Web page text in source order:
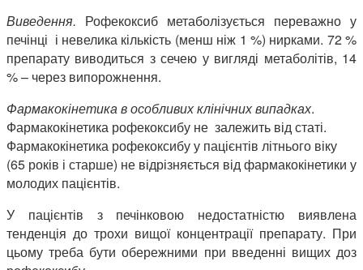
Виведення. Рофекоксиб метаболізується переважно у
печінці і невелика кількість (менш ніж 1 %) нирками. 72 %
препарату виводиться з сечею у вигляді метаболітів, 14
% – через випорожнення.
Фармакокінетика в особливих клінічних випадках.
Фармакокінетика рофекоксибу не залежить від статі.
Фармакокінетика рофекоксибу у пацієнтів літнього віку
(65 років і старше) не відрізняється від фармакокінетики у
молодих пацієнтів.
У пацієнтів з печінковою недостатністю виявлена
тенденція до трохи вищої концентрації препарату. При
цьому треба бути обережними при введенні вищих доз